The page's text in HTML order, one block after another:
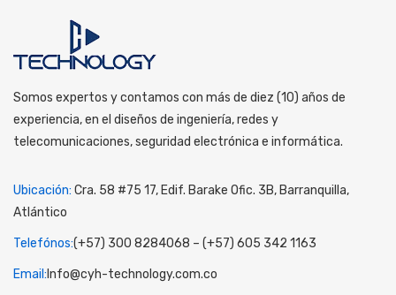
Somos expertos y contamos con más de diez (10) años de
experiencia, en el diseños de ingeniería, redes y
telecomunicaciones, seguridad electrónica e informática.
Ubicación: Cra. 58 #75 17, Edif. Barake Ofic. 3B, Barranquilla,
Atlántico
Telefónos:(+57) 300 8284068 – (+57) 605 342 1163
Email: Info@cyh-technology.com.co